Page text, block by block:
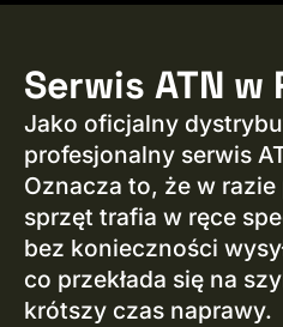
Serwis ATN w
Jako oficjalny
profesjonalny serwis
Oznacza to, że w
sprzęt trafia w ręce
bez konieczności
co przekłada się na
krótszy czas naprawy.